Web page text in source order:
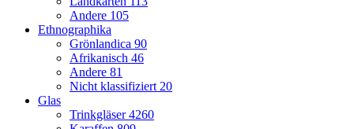
Andere 105
Ethnographika
Grönlandica 90
Afrikanisch 46
Andere 81
Nicht klassifiziert 20
Glas
Trinkgläser4260